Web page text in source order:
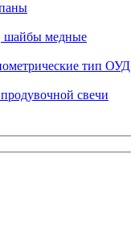
шайбы медные
тип ОУД
свечи